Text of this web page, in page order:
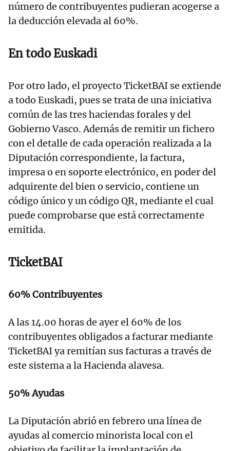
número de contribuyentes pudieran acogerse a
la deducción elevada al 60%.
En todo Euskadi
Por otro lado, el proyecto TicketBAI se extiende
a todo Euskadi, pues se trata de una iniciativa
común de las tres haciendas forales y del
Gobierno Vasco. Además de remitir un fichero
con el detalle de cada operación realizada a la
Diputación correspondiente, la factura,
impresa o en soporte electrónico, en poder del
adquirente del bien o servicio, contiene un
código único y un código QR, mediante el cual
puede comprobarse que está correctamente
emitida.
TicketBAI
60% Contribuyentes
A las 14.00 horas de ayer el 60% de los
contribuyentes obligados a facturar mediante
TicketBAI ya remitían sus facturas a través de
este sistema a la Hacienda alavesa.
50% Ayudas
La Diputación abrió en febrero una línea de
ayudas al comercio minorista local con el